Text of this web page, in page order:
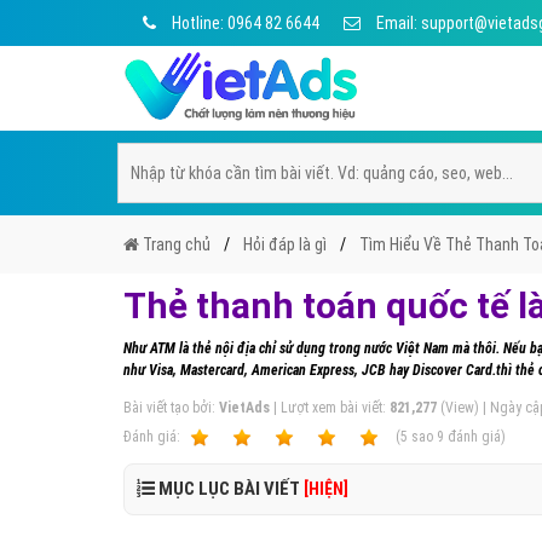
Hotline: 0964 82 6644 Email:
Trang chủ Hỏi đáp là gì Tìm Hiểu Về Thẻ Thanh
Thẻ thanh toán quốc tế
Như ATM là thẻ nội địa chỉ sử dụng trong nước Việt Nam mà thôi. Nếu
như Visa, Mastercard, American Express, JCB hay Discover Card.thì thẻ
Bài viết tạo bởi: VietAds | Lượt xem bài viết: 821,277 (View) | Ngày
Ðánh giá:
(5 sao 9 đánh giá)
MỤC LỤC BÀI VIẾT [HIỆN]